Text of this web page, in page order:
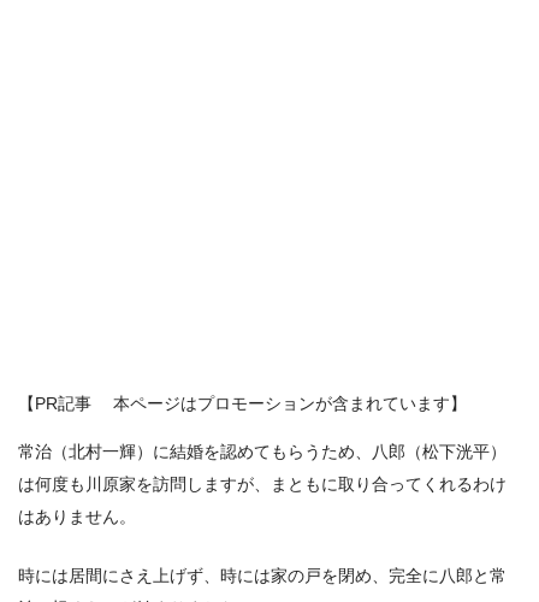
【PR記事 本ページはプロモーションが含まれています】
常治（北村一輝）に結婚を認めてもらうため、八郎（松下洸平）
は何度も川原家を訪問しますが、まともに取り合ってくれるわけ
はありません。
時には居間にさえ上げず、時には家の戸を閉め、完全に八郎と常